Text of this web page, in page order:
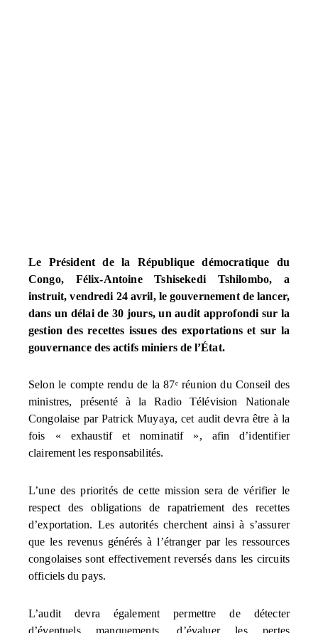
Le Président de la République démocratique du
Congo, Félix-Antoine Tshisekedi Tshilombo, a
instruit, vendredi 24 avril, le gouvernement de lancer,
dans un délai de 30 jours, un audit approfondi sur la
gestion des recettes issues des exportations et sur la
gouvernance des actifs miniers de l’État.
Selon le compte rendu de la 87ᵉ réunion du Conseil des
ministres, présenté à la Radio Télévision Nationale
Congolaise par Patrick Muyaya, cet audit devra être à la
fois « exhaustif et nominatif », afin d’identifier
clairement les responsabilités.
L’une des priorités de cette mission sera de vérifier le
respect des obligations de rapatriement des recettes
d’exportation. Les autorités cherchent ainsi à s’assurer
que les revenus générés à l’étranger par les ressources
congolaises sont effectivement reversés dans les circuits
officiels du pays.
L’audit devra également permettre de détecter
d’éventuels manquements, d’évaluer les pertes